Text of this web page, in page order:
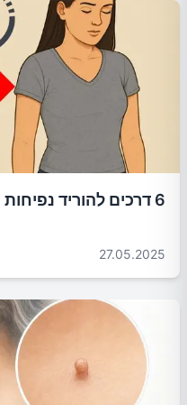
6 דרכים להוריד נפיחות בבטן תוך 24 שעות
27.05.2025